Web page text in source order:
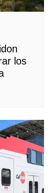
los